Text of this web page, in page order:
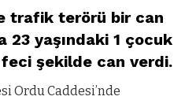
trafik terörü bir can
23 yaşındaki 1 çocuk
feci şekilde can verdi.
Ordu Caddesi’nde